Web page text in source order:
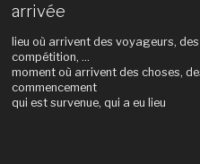
arrivée
lieu où arrivent des voyageurs,
compétition, ...
moment où arrivent des choses,
commencement
qui est survenue, qui a eu lieu